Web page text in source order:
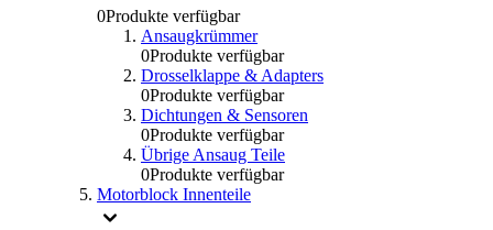
0Produkte verfügbar
Ansaugkrümmer
0Produkte verfügbar
Drosselklappe & Adapters
0Produkte verfügbar
Dichtungen & Sensoren
0Produkte verfügbar
Übrige Ansaug Teile
0Produkte verfügbar
Motorblock Innenteile